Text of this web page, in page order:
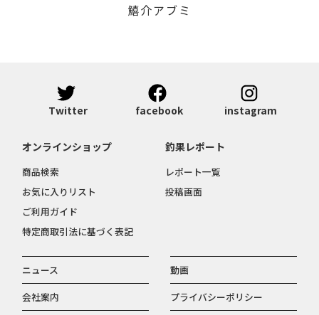
鱚介アブミ
Twitter facebook instagram
ニュース
動画
会社案内
プライバシーポリシー
オンラインショップ
商品検索
お気に入りリスト
ご利用ガイド
特定商取引法に基づく表記
釣果レポート
レポート一覧
投稿画面